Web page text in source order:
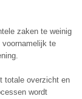
zaken te weinig
te
totale overzicht en
wordt